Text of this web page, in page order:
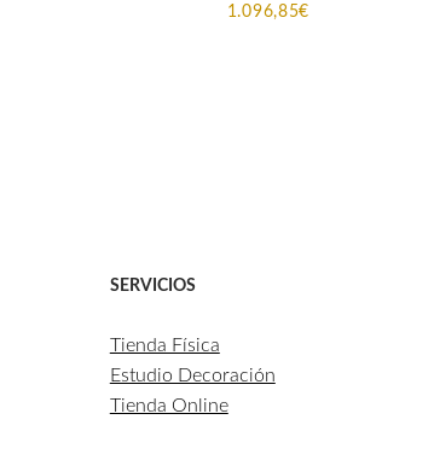
1.096,85€
SERVICIOS
Tienda Física
Estudio Decoración
Tienda Online